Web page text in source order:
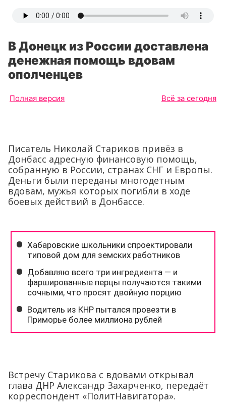
В Донецк из России доставлена
денежная помощь вдовам
ополченцев
Полная версия Всё за сегодня
Писатель Николай Стариков привёз в
Донбасс адресную финансовую помощь,
собранную в России, странах СНГ и Европы.
Деньги были переданы многодетным
вдовам, мужья которых погибли в ходе
боевых действий в Донбассе.
Встречу Старикова с вдовами открывал
глава ДНР Александр Захарченко, передаёт
корреспондент «ПолитНавигатора».